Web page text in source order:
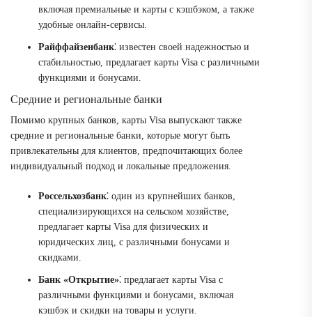
включая премиальные и карты с кэшбэком, а также
удобные онлайн-сервисы.
Райффайзенбанк⁚ известен своей надежностью и
стабильностью, предлагает карты Visa с различными
функциями и бонусами.
Средние и региональные банки
Помимо крупных банков, карты Visa выпускают также
средние и региональные банки, которые могут быть
привлекательны для клиентов, предпочитающих более
индивидуальный подход и локальные предложения.
Россельхозбанк⁚ один из крупнейших банков,
специализирующихся на сельском хозяйстве,
предлагает карты Visa для физических и
юридических лиц, с различными бонусами и
скидками.
Банк «Открытие»⁚ предлагает карты Visa с
различными функциями и бонусами, включая
кэшбэк и скидки на товары и услуги.